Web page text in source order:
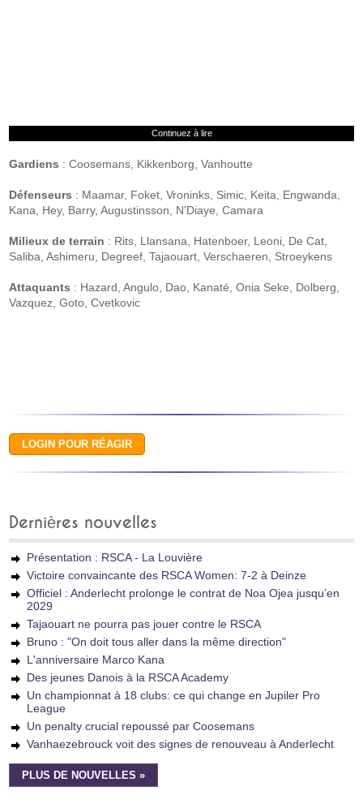
Continuez à lire
Gardiens : Coosemans, Kikkenborg, Vanhoutte
Défenseurs : Maamar, Foket, Vroninks, Simic, Keita, Engwanda,
Kana, Hey, Barry, Augustinsson, N'Diaye, Camara
Milieux de terrain : Rits, Llansana, Hatenboer, Leoni, De Cat,
Saliba, Ashimeru, Degreef, Tajaouart, Verschaeren, Stroeykens
Attaquants : Hazard, Angulo, Dao, Kanaté, Onia Seke, Dolberg,
Vazquez, Goto, Cvetkovic
Dernières nouvelles
Présentation : RSCA - La Louvière
Victoire convaincante des RSCA Women: 7-2 à Deinze
Officiel : Anderlecht prolonge le contrat de Noa Ojea jusqu’en
2029
Tajaouart ne pourra pas jouer contre le RSCA
Bruno : "On doit tous aller dans la même direction"
L'anniversaire Marco Kana
Des jeunes Danois à la RSCA Academy
Un championnat à 18 clubs: ce qui change en Jupiler Pro
League
Un penalty crucial repoussé par Coosemans
Vanhaezebrouck voit des signes de renouveau à Anderlecht
PLUS DE NOUVELLES »